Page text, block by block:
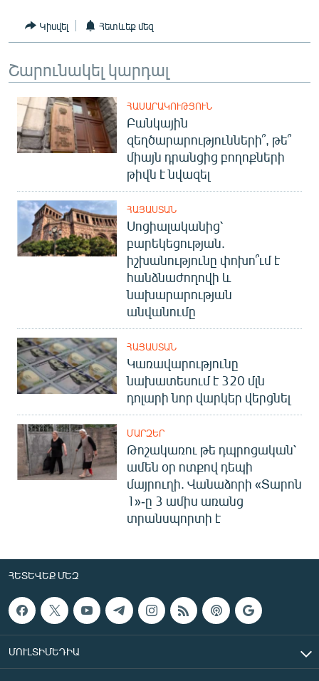
Կիսվել Հետևեք մեզ
Շարունակել կարդալ
ՀԱՍԱՐԱԿՈՒԹՅՈՒՆ
Բանկային
զեղծարարությունների՞, թե՞
միայն դրանցից բողոքների
թիվն է նվազել
ՀԱՅԱՍՏԱՆ
Սոցիալականից՝
բարեկեցության.
իշխանությունը փոխո՞ւմ է
հանձնաժողովի և
նախարարության
անվանումը
ՀԱՅԱՍՏԱՆ
Կառավարությունը
նախատեսում է 320 մլն
դոլարի նոր վարկեր վերցնել
ՄԱՐԶԵՐ
Թոշակառու թե դպրոցական՝
ամեն օր ոտքով դեպի
մայրուղի. Վանաձորի «Տարոն
1»-ը 3 ամիս առանց
տրանսպորտի է
ՀԵՏԵՎԵՔ ՄԵԶ
ՄՈՒԼՏԻՄԵԴԻԱ